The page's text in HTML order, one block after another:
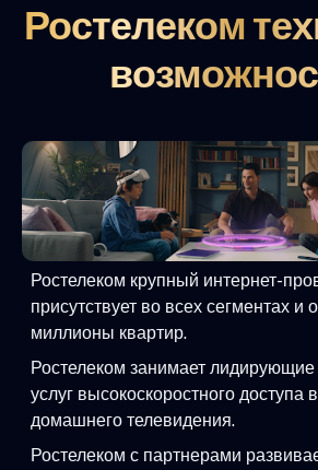
Ростелеком
Ростелеком крупный интернет-
присутствует во всех сегментах и
миллионы квартир.
Ростелеком занимает
услуг высокоскоростного доступа
домашнего телевидения.
Ростелеком с партнерами